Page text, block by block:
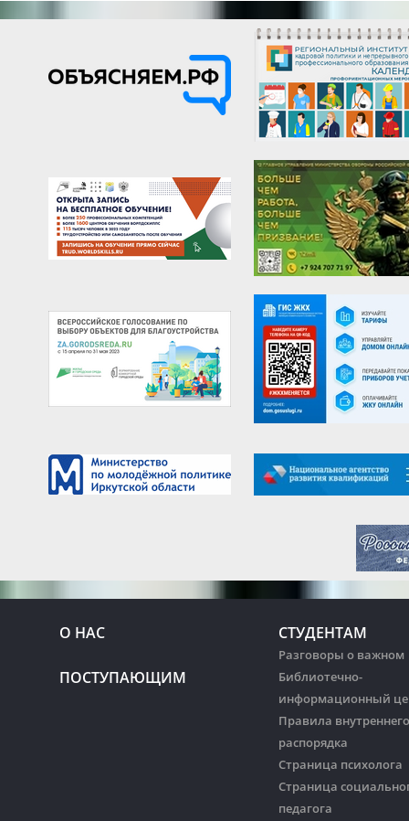
О НАС
ПОСТУПАЮЩИМ
СТУДЕНТАМ
Разговоры о важном
Библиотечно-
информационный
Правила внутреннего
распорядка
Страница психолога
Страница
педагога